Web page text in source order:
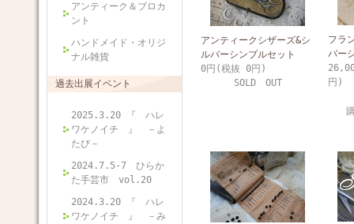
アンティーク＆ブロカ
ント
ハンドメイド・オリジ
ナル雑貨
過去出展イベント
2025.3.20 『 ハレ
ワケノイチ 』 －よ
たび－
2024.7.5-7 ひらか
た手芸市 vol.20
2024.3.20 『 ハレ
ワケノイチ 』 －み
アンティークシザーズ&シ
ルバーシンブルセット
0円(税抜 0円)
SOLD OUT
フラ
バー
円)